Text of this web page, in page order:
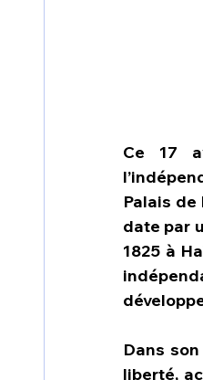
Ce 17
Palais de
date par
1825 à
Dans
liberté,